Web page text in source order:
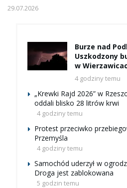
29.07.2026
Burze nad
Uszkodzony
w
4 godziny temu
„Krewki Rajd 2026” w
oddali blisko 28 litrów krwi
4 godziny temu
Protest przeciwko
Przemyśla
4 godziny temu
Samochód uderzył w
Droga jest zablokowana
5 godzin temu